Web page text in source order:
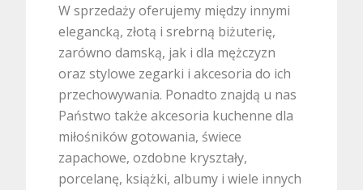
W sprzedaży oferujemy między innymi
elegancką, złotą i srebrną biżuterię,
zarówno damską, jak i dla mężczyzn
oraz stylowe zegarki i akcesoria do ich
przechowywania. Ponadto znajdą u nas
Państwo także akcesoria kuchenne dla
miłośników gotowania, świece
zapachowe, ozdobne kryształy,
porcelanę, książki, albumy i wiele innych